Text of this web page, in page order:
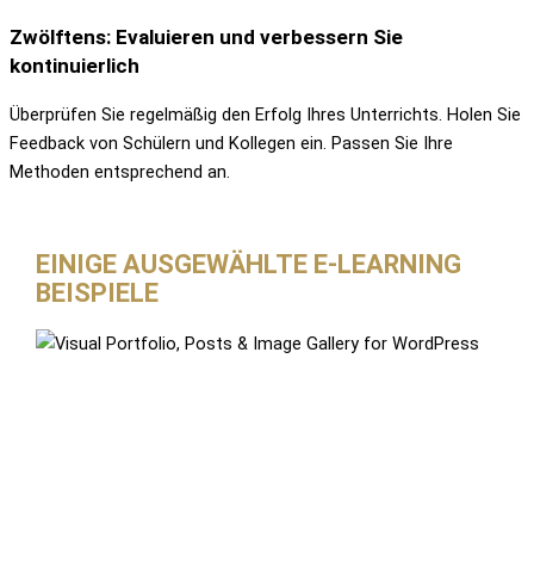
Zwölftens: Evaluieren und verbessern Sie
kontinuierlich
Überprüfen Sie regelmäßig den Erfolg Ihres Unterrichts. Holen Sie
Feedback von Schülern und Kollegen ein. Passen Sie Ihre
Methoden entsprechend an.
EINIGE AUSGEWÄHLTE E-LEARNING
BEISPIELE